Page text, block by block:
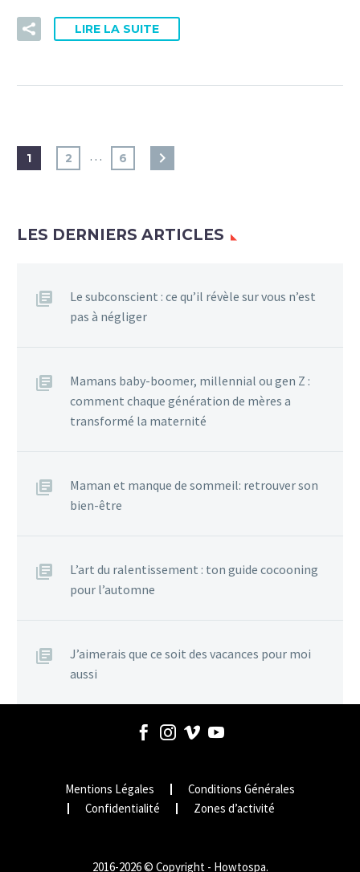
LIRE LA SUITE
1 2 … 6
LES DERNIERS ARTICLES
Le subconscient : ce qu’il révèle sur vous n’est
pas à négliger
Mamans baby-boomer, millennial ou gen Z :
comment chaque génération de mères a
transformé la maternité
Maman et manque de sommeil: retrouver son
bien-être
L’art du ralentissement : ton guide cocooning
pour l’automne
J’aimerais que ce soit des vacances pour moi
aussi
Mentions Légales
Conditions Générales
Confidentialité
Zones d’activité
2016-2026 © Copyright - Howtospa.